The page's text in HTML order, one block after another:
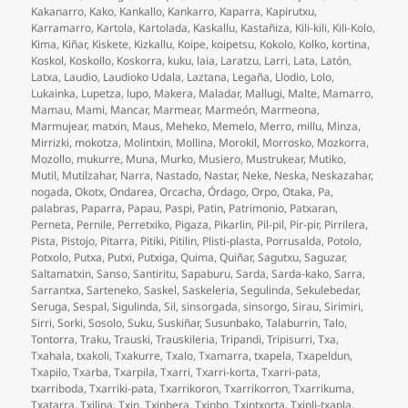
Kakanarro, Kako, Kankallo, Kankarro, Kaparra, Kapirutxu,
Karramarro, Kartola, Kartolada, Kaskallu, Kastañiza, Kili-kili, Kili-Kolo,
Kima, Kiñar, Kiskete, Kizkallu, Koipe, koipetsu, Kokolo, Kolko, kortina,
Koskol, Koskollo, Koskorra, kuku, laia, Laratzu, Larri, Lata, Latón,
Latxa, Laudio, Laudioko Udala, Laztana, Legaña, Llodio, Lolo,
Lukainka, Lupetza, lupo, Makera, Maladar, Mallugi, Malte, Mamarro,
Mamau, Mami, Mancar, Marmear, Marmeón, Marmeona,
Marmujear, matxin, Maus, Meheko, Memelo, Merro, millu, Minza,
Mirrizki, mokotza, Molintxin, Mollina, Morokil, Morrosko, Mozkorra,
Mozollo, mukurre, Muna, Murko, Musiero, Mustrukear, Mutiko,
Mutil, Mutilzahar, Narra, Nastado, Nastar, Neke, Neska, Neskazahar,
nogada,Okotx,Ondarea,Orcacha,Órdago,Orpo,Otaka, Pa,
palabras, Paparra, Papau, Paspi, Patin, Patrimonio, Patxaran,
Perneta, Pernile, Perretxiko, Pigaza, Pikarlin, Pil-pil, Pir-pir, Pirrilera,
Pista, Pistojo, Pitarra, Pitiki, Pitilin, Plisti-plasta, Porrusalda, Potolo,
Potxolo, Putxa, Putxi, Putxiga,Quima,Quiñar,Sagutxu,Saguzar,
Saltamatxin,Sanso,Santiritu,Sapaburu,Sarda,Sarda-kako,Sarra,
Sarrantxa,Sarteneko,Saskel,Saskeleria,Segulinda,Sekulebedar,
Seruga,Sespal,Sigulinda,Sil,sinsorgada,sinsorgo,Sirau,Sirimiri,
Sirri,Sorki,Sosolo,Suku,Suskiñar,Susunbako,Talaburrin,Talo,
Tontorra,Traku,Trauski,Trauskileria,Tripandi,Tripisurri,Txa,
Txahala,txakoli,Txakurre,Txalo,Txamarra,txapela,Txapeldun,
Txapilo,Txarba,Txarpila,Txarri,Txarri-korta,Txarri-pata,
txarriboda,Txarriki-pata,Txarrikoron,Txarrikorron,Txarrikuma,
Txatarra,Txilina,Txin,Txinbera,Txinbo,Txintxorta,Txipli-txapla,